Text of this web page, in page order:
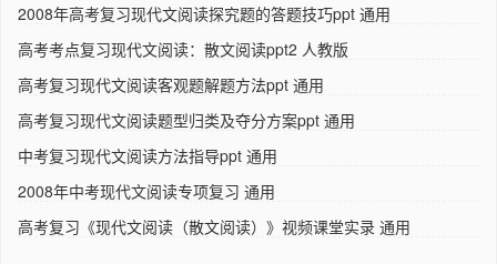
2008年高考复习现代文阅读探究题的答题技巧ppt 通用
高考考点复习现代文阅读：散文阅读ppt2 人教版
高考复习现代文阅读客观题解题方法ppt 通用
高考复习现代文阅读题型归类及夺分方案ppt 通用
中考复习现代文阅读方法指导ppt 通用
2008年中考现代文阅读专项复习 通用
高考复习《现代文阅读（散文阅读）》视频课堂实录 通用